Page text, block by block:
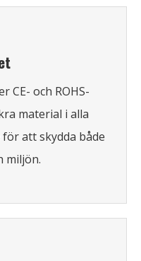
CE- och ROHS-
material i alla
att skydda både
miljön.